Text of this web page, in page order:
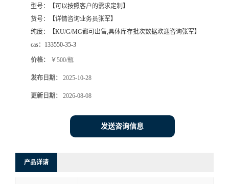
型号：
【可以按照客户的需求定制】
货号：
【详情咨询业务员张军】
纯度：
【KU/G/MG都可出售,具体库存批次数据欢迎咨询张军】
cas： 133550-35-3
价格： ￥500/瓶
发布日期： 2025-10-28
更新日期： 2026-08-08
发送咨询信息
产品详请